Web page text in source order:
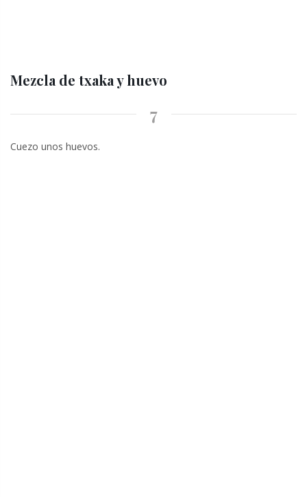
Mezcla de txaka y huevo
7
Cuezo unos huevos.